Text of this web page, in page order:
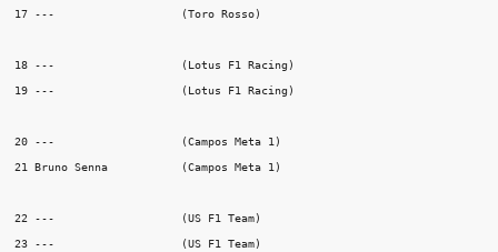
17 ---                   (Toro Rosso)
18 ---                   (Lotus F1 Racing)
19 ---                   (Lotus F1 Racing)
20 ---                   (Campos Meta 1)
21 Bruno Senna           (Campos Meta 1)
22 ---                   (US F1 Team)
23 ---                   (US F1 Team)